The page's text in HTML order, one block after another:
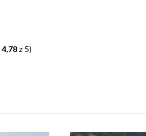
4,78 z 5)